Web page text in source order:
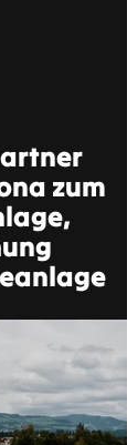
zum